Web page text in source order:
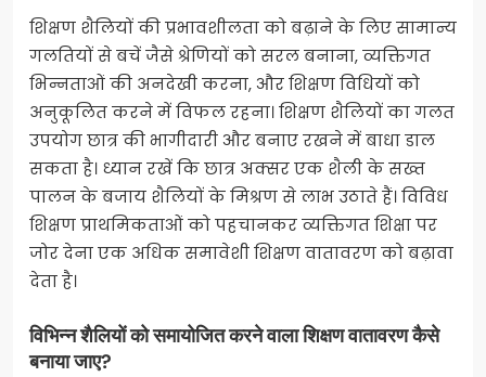
शिक्षण शैलियों की प्रभावशीलता को बढ़ाने के लिए सामान्य
गलतियों से बचें जैसे श्रेणियों को सरल बनाना, व्यक्तिगत
भिन्नताओं की अनदेखी करना, और शिक्षण विधियों को
अनुकूलित करने में विफल रहना। शिक्षण शैलियों का गलत
उपयोग छात्र की भागीदारी और बनाए रखने में बाधा डाल
सकता है। ध्यान रखें कि छात्र अक्सर एक शैली के सख्त
पालन के बजाय शैलियों के मिश्रण से लाभ उठाते हैं। विविध
शिक्षण प्राथमिकताओं को पहचानकर व्यक्तिगत शिक्षा पर
जोर देना एक अधिक समावेशी शिक्षण वातावरण को बढ़ावा
देता है।
विभिन्न शैलियों को समायोजित करने वाला शिक्षण वातावरण कैसे
बनाया जाए?